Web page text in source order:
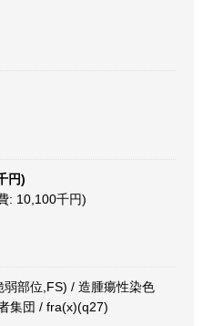
円)
: 10,100千円)
部位,FS) / 造腫瘍性染色
集団 / fra(x)(q27)